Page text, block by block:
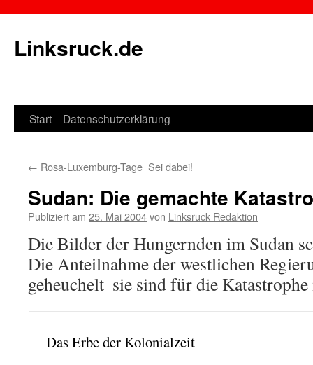
Linksruck.de
Springe
Inhalt
Start Datenschutzerklärung
← Rosa-Luxemburg-Tage  Sei dabei!
Sudan: Die gemachte
Publiziert am 25. Mai 2004von Linksruck Redaktion
Die Bilder der Hungernden im Sudan
Die Anteilnahme der westlichen
geheuchelt  sie sind für die
Das Erbe der Kolonialzeit